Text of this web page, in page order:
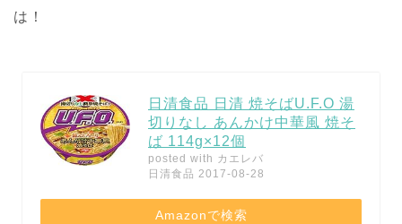
は！
日清食品 日清 焼そばU.F.O 湯
切りなし あんかけ中華風 焼そ
ば 114g×12個
posted with カエレバ
日清食品 2017-08-28
Amazonで検索